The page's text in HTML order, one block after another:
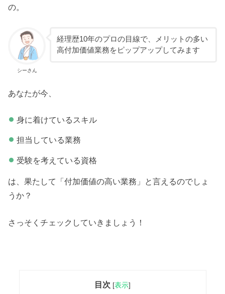
の。
シーさん
経理歴10年のプロの目線で、メリットの多い
高付加価値業務をピップアップしてみます
あなたが今、
身に着けているスキル
担当している業務
受験を考えている資格
は、果たして「付加価値の高い業務」と言えるのでしょ
うか？
さっそくチェックしていきましょう！
目次 [表示]